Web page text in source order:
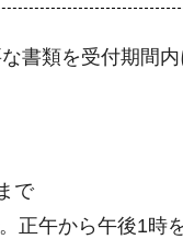
書類を受付期間
で
正午から午後1時